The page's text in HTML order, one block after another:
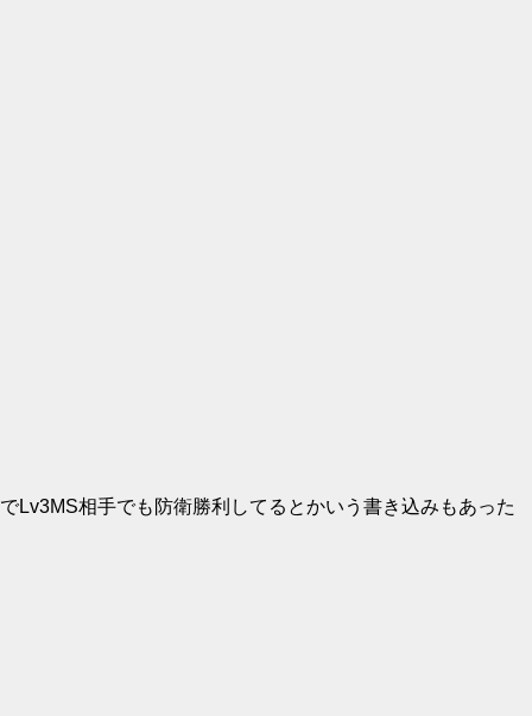
Lv3MS相手でも防衛勝利してるとかいう書き込みもあった